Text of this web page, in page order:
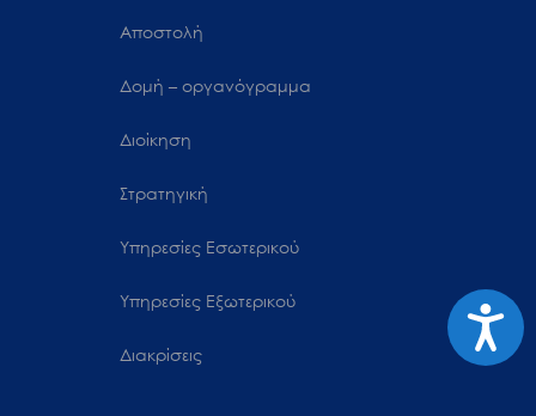
Αποστολή
Δομή – οργανόγραμμα
Διοίκηση
Στρατηγική
Υπηρεσίες Εσωτερικού
Υπηρεσίες Εξωτερικού
Διακρίσεις